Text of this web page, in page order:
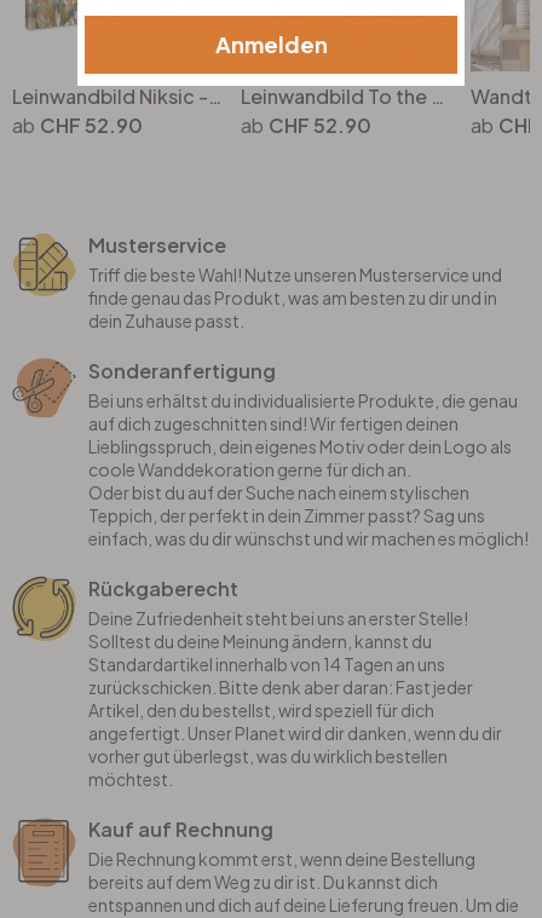
Leinwandbild Niksic - Morgenlicht
CHF 52.90
Leinwandbild To the other Side - quadratisch
CHF 52.90
Musterservice
Triff die beste Wahl! Nutze unseren Musterservice und
finde genau das Produkt, was am besten zu dir und in
dein Zuhause passt.
Sonderanfertigung
Bei uns erhältst du individualisierte Produkte, die genau
auf dich zugeschnitten sind! Wir fertigen deinen
Lieblingsspruch, dein eigenes Motiv oder dein Logo als
coole Wanddekoration gerne für dich an.
Oder bist du auf der Suche nach einem stylischen
Teppich, der perfekt in dein Zimmer passt? Sag uns
einfach, was du dir wünschst und wir machen es möglich!
Rückgaberecht
Deine Zufriedenheit steht bei uns an erster Stelle!
Solltest du deine Meinung ändern, kannst du
Standardartikel innerhalb von 14 Tagen an uns
zurückschicken. Bitte denk aber daran: Fast jeder
Artikel, den du bestellst, wird speziell für dich
angefertigt. Unser Planet wird dir danken, wenn du dir
vorher gut überlegst, was du wirklich bestellen
möchtest.
Kauf auf Rechnung
Die Rechnung kommt erst, wenn deine Bestellung
bereits auf dem Weg zu dir ist. Du kannst dich
entspannen und dich auf deine Lieferung freuen. Um die
Anmelden